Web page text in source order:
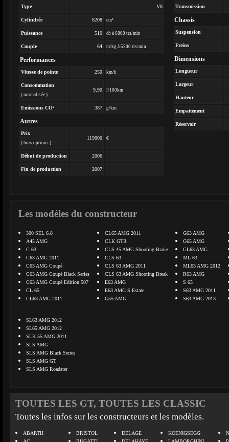
Type V8
Cylindrée 6208 cm³
Puissance 510 ch à 6800 trs/min
Couple 64 m/kg à 5200 trs/min
Performances
Vitesse de pointe 250 km/h
Consommation
( normalisée )
9,90 l/100km
Emissions CO² 387 g/km
Autres
Prix
( hors options )
119000 €
Début de production 2006
Fin de production 2007
Transmission
Chassis
Suspension
Freins
Dimensions
Longueur
Largeur
Hauteur
Empattement
Réservoir
Les modèles du constructeur
300 SEL 6.8
A45 AMG
C 63
C63 AMG 2011
C63 AMG Coupé
C63 AMG Coupé Black Series
C63 AMG Coupé Edition 507
CL 65
CL63 AMG 2011
CL65 AMG 2011
CLK GTR
CLS 45 AMG Shooting Brake
CLS 63
CLS 63 AMG 2011
CLS 63 AMG Shooting Break
E63 AMG
E63 AMG S Estate
G55 AMG
G63 AMG
G65 AMG
GL63 AMG
ML 63
ML63 AMG 2012
R63 AMG
S 65
S63 AMG 2011
S63 AMG 2013
SL63 AMG 2012
SL65 AMG 2012
SLK 55 AMG 2011
SLS AMG
SLS AMG Black Series
SLS AMG GT
SLS AMG Roadster
TOUTES LES GT, TOUTES LES CLASSIC
Toutes les infos sur les constructeurs et les modèles.
ABARTH
BRISTOL
DELAGE
KOENIGSEGG